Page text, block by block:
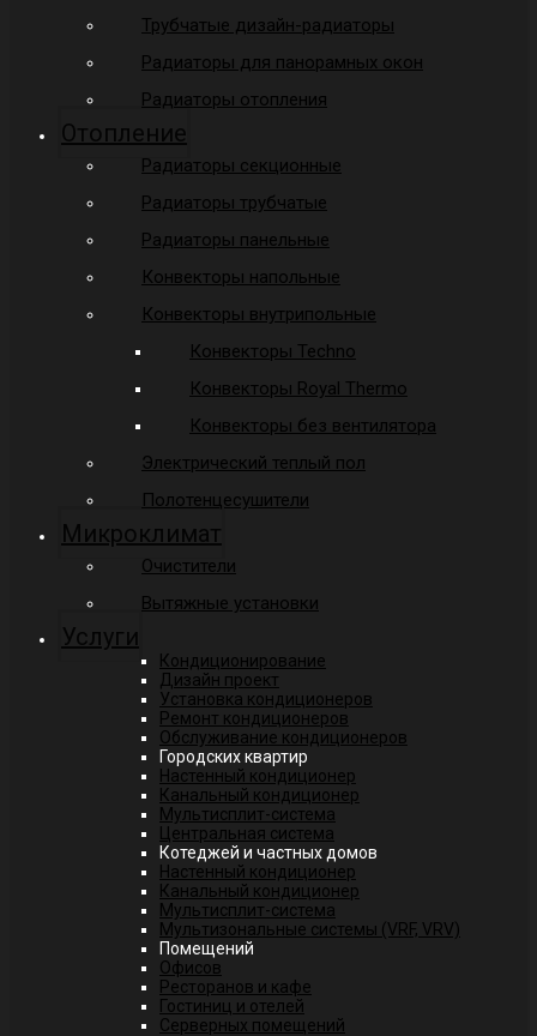
Трубчатые дизайн-радиаторы
Радиаторы для панорамных окон
Радиаторы отопления
Отопление
Радиаторы секционные
Радиаторы трубчатые
Радиаторы панельные
Конвекторы напольные
Конвекторы внутрипольные
Конвекторы Techno
Конвекторы Royal Thermo
Конвекторы без вентилятора
Электрический теплый пол
Полотенцесушители
Микроклимат
Очистители
Вытяжные установки
Услуги
Кондиционирование
Дизайн проект
Установка кондиционеров
Ремонт кондиционеров
Обслуживание кондиционеров
Городских квартир
Настенный кондиционер
Канальный кондиционер
Мультисплит-система
Центральная система
Котеджей и частных домов
Настенный кондиционер
Канальный кондиционер
Мультисплит-система
Мультизональные системы (VRF, VRV)
Помещений
Офисов
Ресторанов и кафе
Гостиниц и отелей
Серверных помещений